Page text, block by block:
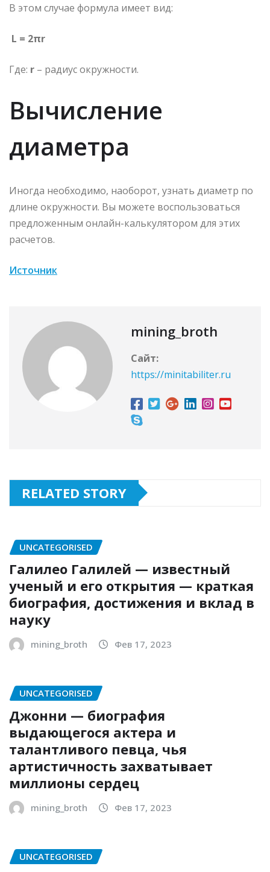
В этом случае формула имеет вид:
L = 2πr
Где: r – радиус окружности.
Вычисление
диаметра
Иногда необходимо, наоборот, узнать диаметр по
длине окружности. Вы можете воспользоваться
предложенным онлайн-калькулятором для этих
расчетов.
Источник
mining_broth
Сайт:
https://minitabiliter.ru
RELATED STORY
UNCATEGORISED
Галилео Галилей — известный
ученый и его открытия — краткая
биография, достижения и вклад в
науку
mining_broth Фев 17, 2023
UNCATEGORISED
Джонни — биография
выдающегося актера и
талантливого певца, чья
артистичность захватывает
миллионы сердец
mining_broth Фев 17, 2023
UNCATEGORISED